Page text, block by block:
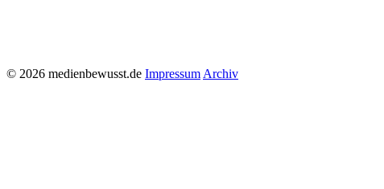
© 2026 medienbewusst.de Impressum Archiv